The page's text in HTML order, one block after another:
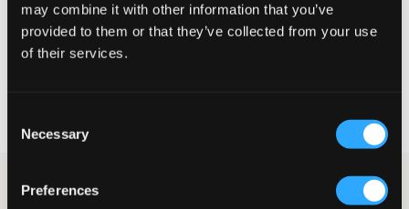
may combine it with other information that you’ve
provided to them or that they’ve collected from your use
of their services.
Selection
Necessary
Preferences
VELG EN STØRRELSE
Retur- og bytterett i 60 dager
Stripete cargobukser fra LMTD. I midjen er det strikk og gylfen
består av knapp og glidelås. Det er lommer på siden, bak og